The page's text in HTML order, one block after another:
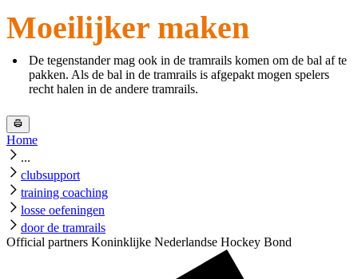
Moeilijker maken
De tegenstander mag ook in de tramrails komen om de bal af te
pakken. Als de bal in de tramrails is afgepakt mogen spelers
recht halen in de andere tramrails.
Home
...
clubsupport
training coaching
losse oefeningen
door de tramrails
Official partners Koninklijke Nederlandse Hockey Bond